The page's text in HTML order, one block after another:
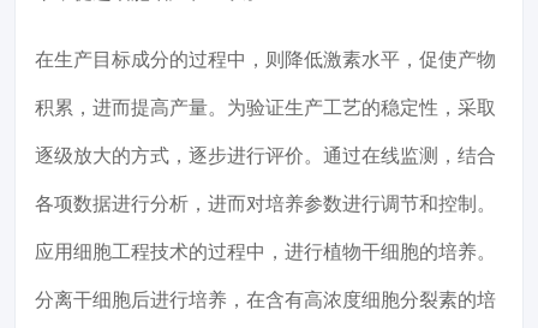
在生产目标成分的过程中，则降低激素水平，促使产物
积累，进而提高产量。为验证生产工艺的稳定性，采取
逐级放大的方式，逐步进行评价。通过在线监测，结合
各项数据进行分析，进而对培养参数进行调节和控制。
应用细胞工程技术的过程中，进行植物干细胞的培养。
分离干细胞后进行培养，在含有高浓度细胞分裂素的培